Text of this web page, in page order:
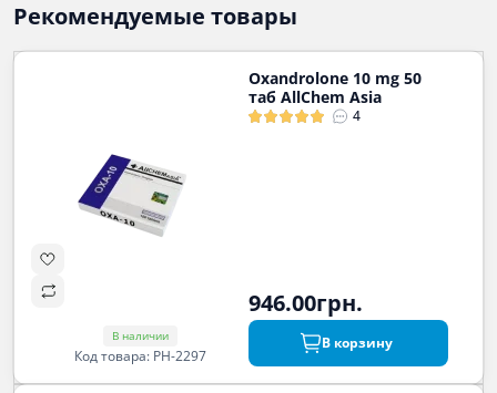
Рекомендуемые товары
В наличии
Код товара: PH-2297
Oxandrolone 10 mg 50
таб AllChem Asia
4
946.00грн.
В корзину